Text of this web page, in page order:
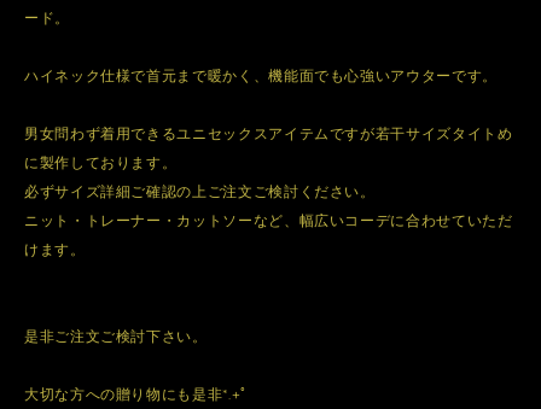
ード。
ハイネック仕様で首元まで暖かく、機能面でも心強いアウターです。
男女問わず着用できるユニセックスアイテムですが若干サイズタイトめ
に製作しております。
必ずサイズ詳細ご確認の上ご注文ご検討ください。
ニット・トレーナー・カットソーなど、幅広いコーデに合わせていただ
けます。
是非ご注文ご検討下さい。
大切な方への贈り物にも是非*.+ﾟ